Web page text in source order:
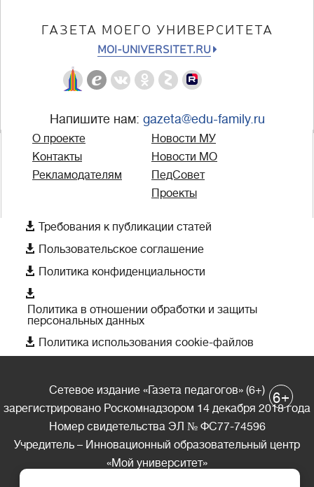
ГАЗЕТА МОЕГО УНИВЕРСИТЕТА
MOI-UNIVERSITET.RU
Напишите нам: gazeta@edu-family.ru
О проекте
Контакты
Рекламодателям
Новости МУ
Новости МО
ПедСовет
Проекты
 Требования к публикации статей
 Пользовательское соглашение
 Политика конфиденциальности

Политика в отношении обработки и защиты
персональных данных
 Политика использования cookie-файлов
Сетевое издание «Газета педагогов» (6+)
зарегистрировано Роскомнадзором 14 декабря 2018 года
Номер свидетельства ЭЛ № ФС77-74596
Учредитель – Инновационный образовательный центр
«Мой университет»
6+